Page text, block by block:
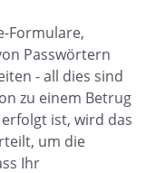
Formulare,
Passwörtern
- all dies sind
zu einem Betrug
ist, wird das
um die
Ihr